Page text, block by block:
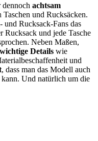
achtsam
Taschen und Rucksäcken.
und Rucksack-Fans das
Rucksack und jede Tasche
Neben Maßen,
wichtige Details wie
und
, dass man das Modell auch
Und natürlich um die